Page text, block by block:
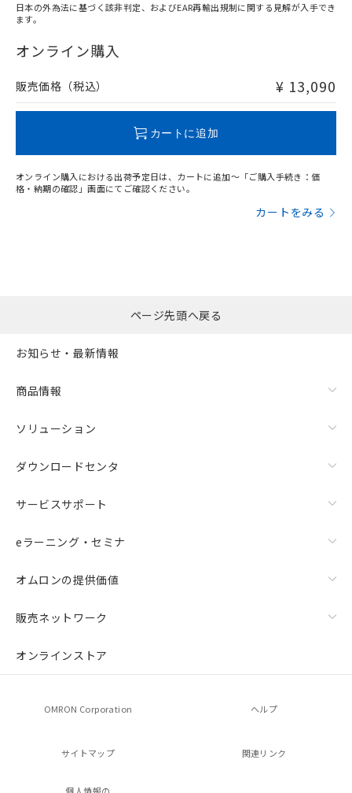
日本の外為法に基づく該非判定、およびEAR再輸出規制に関する見解が入手でき
ます。
オンライン購入
販売価格（税込） ¥ 13,090
カートに追加
オンライン購入における出荷予定日は、カートに追加～「ご購入手続き：価
格・納期の確認」画面にてご確認ください。
カートをみる
ページ先頭へ戻る
お知らせ・最新情報
商品情報
ソリューション
ダウンロードセンタ
サービスサポート
eラーニング・セミナ
オムロンの提供価値
販売ネットワーク
オンラインストア
OMRON Corporation ヘルプ
サイトマップ 関連リンク